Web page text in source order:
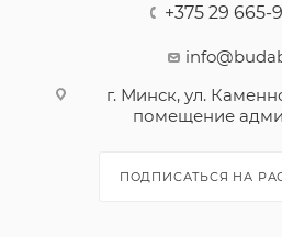
+375 29 665-
г. Минск, ул.
помещение
ПОДПИСАТЬСЯ НА